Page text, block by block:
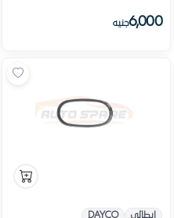
6,000جنيه
ايطالى DAYCO